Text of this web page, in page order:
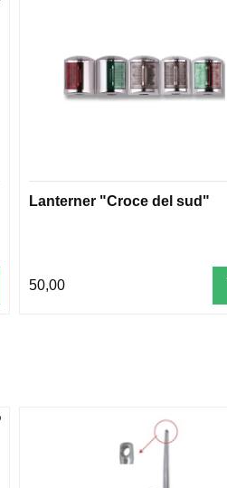
Lanterner "Croce del sud"
50,00